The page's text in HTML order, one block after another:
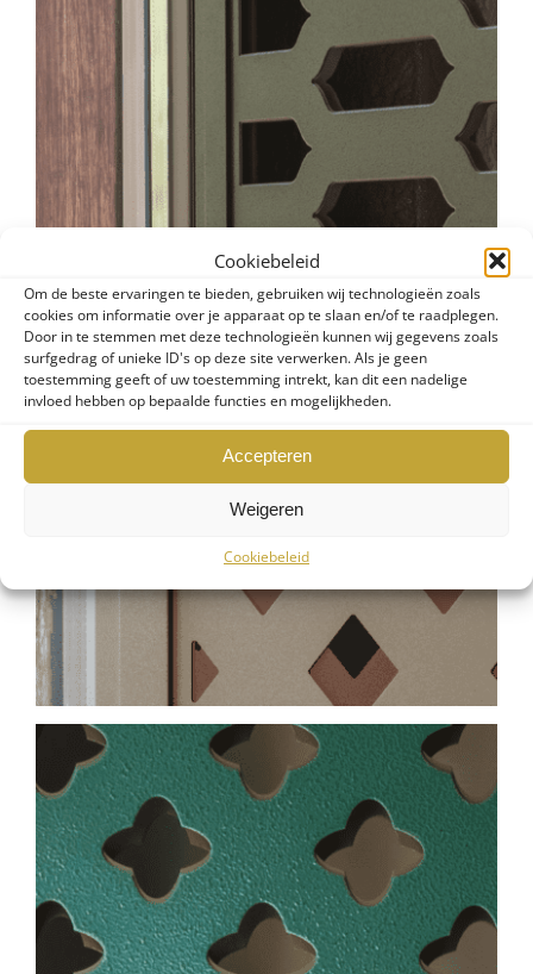
Cookiebeleid
Om de beste ervaringen te bieden, gebruiken wij technologieën zoals
cookies om informatie over je apparaat op te slaan en/of te raadplegen.
Door in te stemmen met deze technologieën kunnen wij gegevens zoals
surfgedrag of unieke ID's op deze site verwerken. Als je geen
toestemming geeft of uw toestemming intrekt, kan dit een nadelige
invloed hebben op bepaalde functies en mogelijkheden.
Accepteren
Weigeren
Cookiebeleid